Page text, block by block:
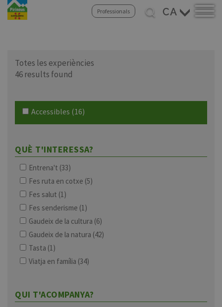
Vés
Professionals
Select
your
Totes les experiències
46 results found
Accessibles (16)
QUÈ T'INTERESSA?
Entrena't (33)
Fes ruta en cotxe (5)
Fes salut (1)
Fes senderisme (1)
Gaudeix de la cultura (6)
Gaudeix de la natura (42)
Tasta (1)
Viatja en família (34)
QUI T'ACOMPANYA?